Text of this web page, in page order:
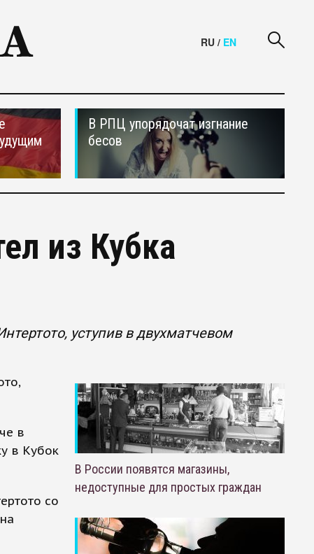
RU / EN
В РПЦ упорядочат изгнание
бесов
из Кубка
уступив в двухматчевом
в
в Кубок
со
В России появятся магазины,
недоступные для простых граждан